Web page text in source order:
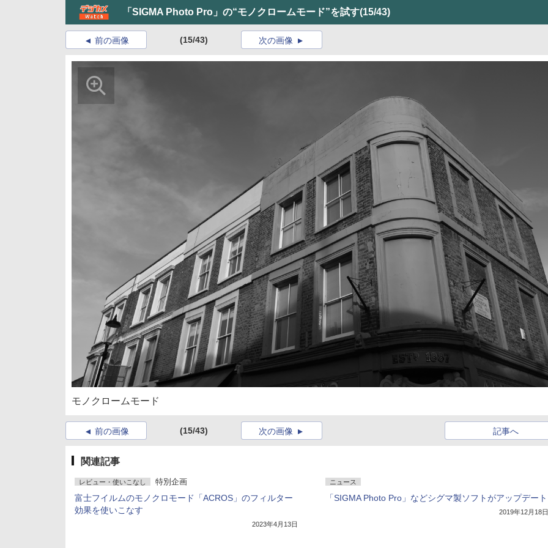
「SIGMA Photo Pro」の“モノクロームモード”を試す(15/43)
前の画像 (15/43) 次の画像
モノクロームモード
前の画像 (15/43) 記事へ
次の画像
関連記事
レビュー・使いこなし 特別企画
富士フイルムのモノクロモード「ACROS」のフィルター
効果を使いこなす
2023年4月13日
ニュース
「SIGMA Photo Pro」などシグマ製ソフトがアップデート
2019年12月18日